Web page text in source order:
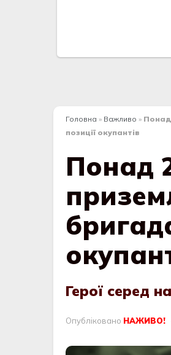
Головна » Важливо » Понад
позиції окупантів
Понад
Герої серед
Опубліковано НАЖИВО!